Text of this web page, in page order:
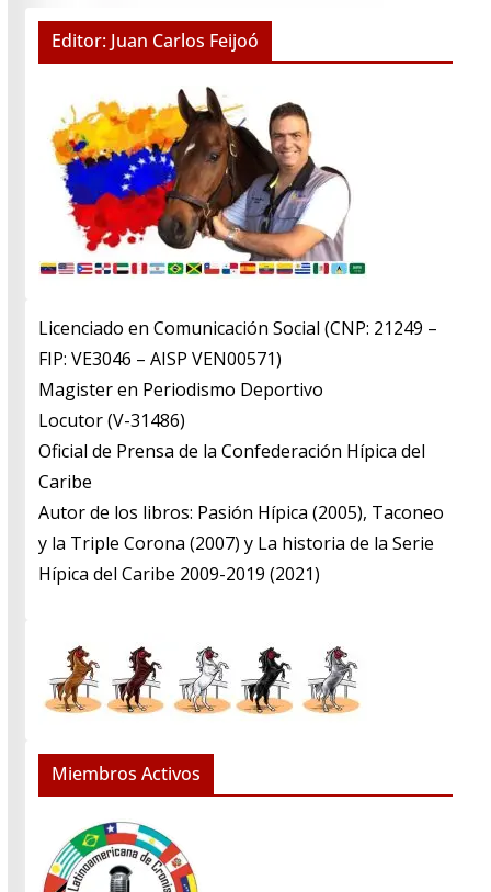
Editor: Juan Carlos Feijoó
Licenciado en Comunicación Social (CNP: 21249 –
FIP: VE3046 – AISP VEN00571)
​Magister en Periodismo Deportivo
​Locutor (V-31486)
​Oficial de Prensa de la Confederación Hípica del
Caribe
​Autor de los libros: Pasión Hípica (2005), Taconeo
y la Triple Corona (2007) y La historia de la Serie
Hípica del Caribe 2009-2019 (2021)
Miembros Activos